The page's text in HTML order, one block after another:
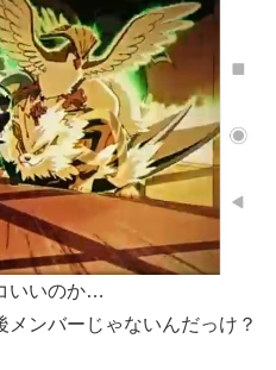
いいのか…
ンバーじゃないんだっけ？